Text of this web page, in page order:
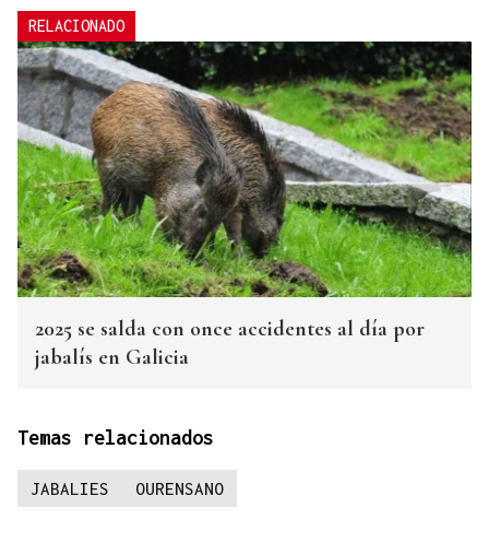
RELACIONADO
2025 se salda con once accidentes al día por
jabalís en Galicia
Temas relacionados
JABALIES OURENSANO